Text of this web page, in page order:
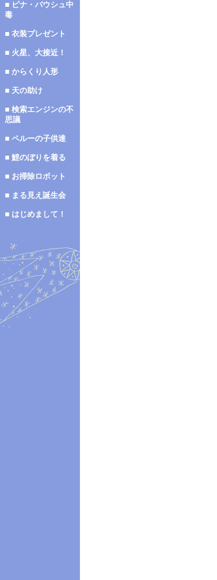
■ ピナ・バウシュ中
毒
■ 衣装プレゼント
■ 火星、大接近！
■ からくり人形
■ 天の助け
■ 検索エンジンの不
思議
■ ペルーの子供達
■ 鯉のぼりを着る
■ お掃除ロボット
■ まる見え誕生会
■ はじめまして！